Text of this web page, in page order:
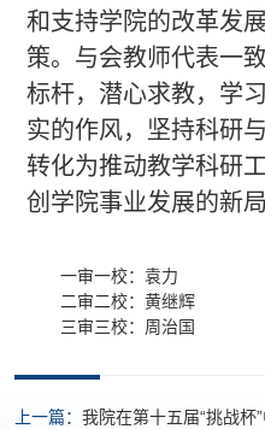
和支持学院的改革发
策。 与会教师代表一
标杆， 潜心求教，学
实的作风，坚持科研
转化为推动教学科研
创学院事业发展的新局
一审一校：袁力
二审二校：黄继辉
三审三校：周治国
上一篇： 我院在第十五届“挑战杯